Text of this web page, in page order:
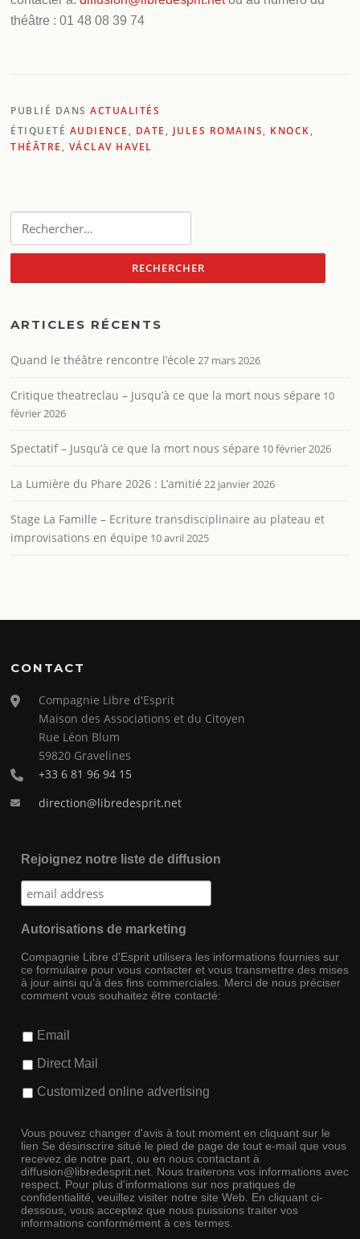
théâtre : 01 48 08 39 74
PUBLIÉ DANSACTUALITÉS
ÉTIQUETÉ AUDIENCE , DATE , JULES ROMAINS, KNOCK,
THÉÂTRE , VÁCLAV HAVEL
ARTICLES RÉCENTS
Quand le théâtre rencontre l’école 27 mars 2026
Critique theatreclau – Jusqu’à ce que la mort nous sépare 10
février 2026
Spectatif – Jusqu’à ce que la mort nous sépare 10 février 2026
La Lumière du Phare 2026 : L’amitié 22 janvier 2026
Stage La Famille – Ecriture transdisciplinaire au plateau et
improvisations en équipe 10 avril 2025
CONTACT
Compagnie Libre d'Esprit
Maison des Associations et du Citoyen
Rue Léon Blum
59820 Gravelines
+33 6 81 96 94 15
direction@libredesprit.net
Rejoignez notre liste de diffusion
Autorisations de marketing
Compagnie Libre d'Esprit utilisera les informations fournies sur
ce formulaire pour vous contacter et vous transmettre des mises
à jour ainsi qu'à des fins commerciales. Merci de nous préciser
comment vous souhaitez être contacté:
Email
Direct Mail
Customized online advertising
Vous pouvez changer d'avis à tout moment en cliquant sur le
lien Se désinscrire situé le pied de page de tout e-mail que vous
recevez de notre part, ou en nous contactant à
diffusion@libredesprit.net. Nous traiterons vos informations avec
respect. Pour plus d'informations sur nos pratiques de
confidentialité, veuillez visiter notre site Web. En cliquant ci-
dessous, vous acceptez que nous puissions traiter vos
informations conformément à ces termes.